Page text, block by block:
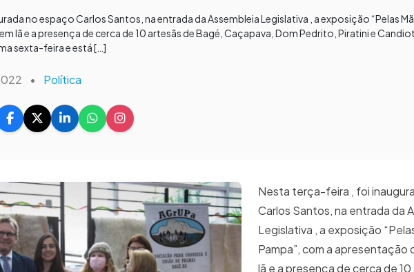
no espaço Carlos Santos, na entrada da Assembleia Legislativa , a exposição “Pelas
lã e a presença de cerca de 10 artesãs de Bagé, Caçapava, Dom Pedrito, Piratini e
sexta-feira e está […]
• Política
Nesta terça-feira , foi
Carlos Santos, na entrada da
Legislativa , a exposição
Pampa”, com a apresentação
lã e a presença de cerca de